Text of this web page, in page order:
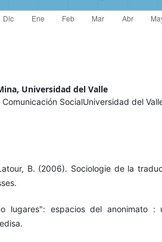
Universidad del Valle
SocialUniversidad del
B. (2006). Sociologie de la
lugares": espacios del anonimato :